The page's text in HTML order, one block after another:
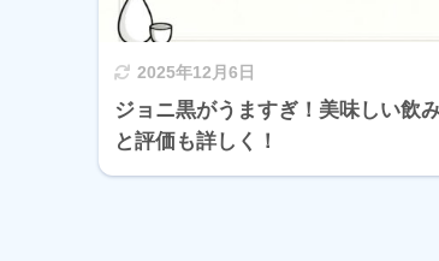
2025年12月6日
ジョニ黒がうますぎ！美味しい飲
と評価も詳しく！